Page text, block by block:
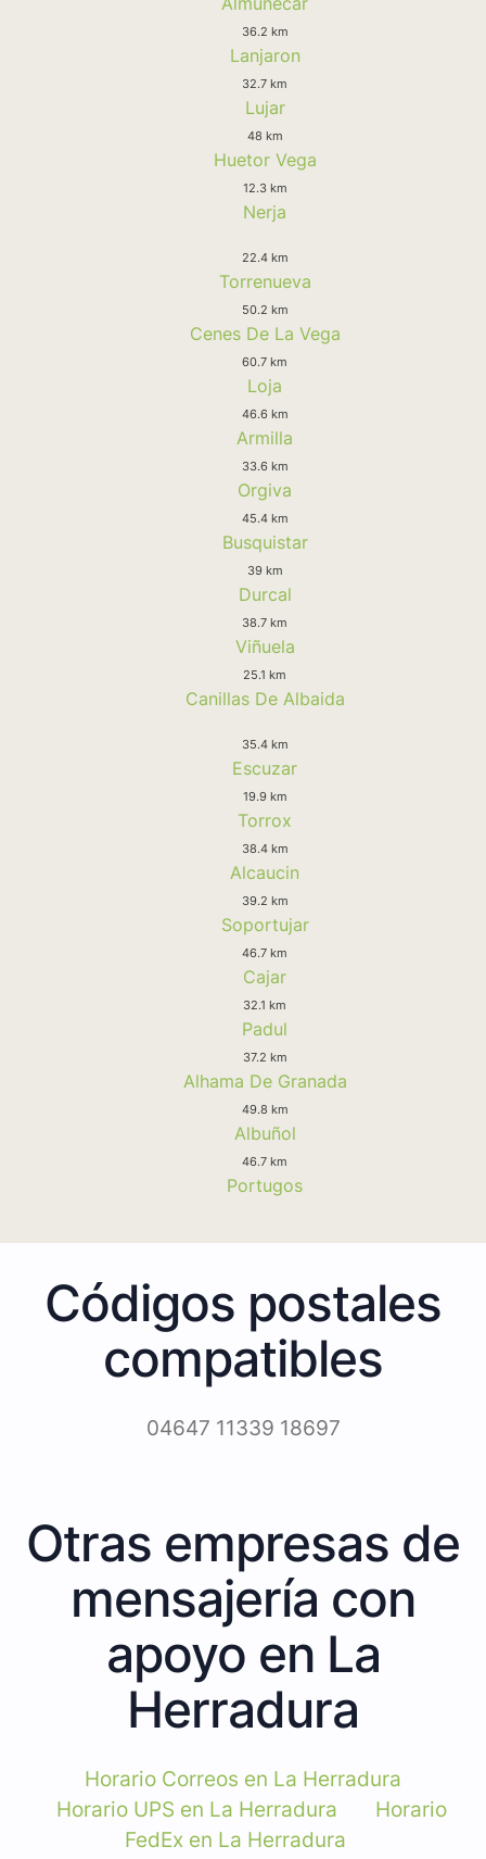
36.2 km
Lanjaron
32.7 km
Lujar
48 km
Huetor Vega
12.3 km
Nerja
22.4 km
Torrenueva
50.2 km
Cenes De La Vega
60.7 km
Loja
46.6 km
Armilla
33.6 km
Orgiva
45.4 km
Busquistar
39 km
Durcal
38.7 km
Viñuela
25.1 km
Canillas De Albaida
35.4 km
Escuzar
19.9 km
Torrox
38.4 km
Alcaucin
39.2 km
Soportujar
46.7 km
Cajar
32.1 km
Padul
37.2 km
Alhama De Granada
49.8 km
Albuñol
46.7 km
Portugos
Códigos postales
compatibles
04647 11339 18697
Otras empresas de
mensajería con
apoyo en La
Herradura
Horario Correos en La Herradura
Horario UPS en La Herradura
Horario
FedEx en La Herradura